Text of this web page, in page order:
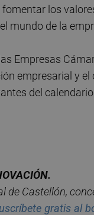
los
mundo de la
Empresas
empresarial y
del
de Castellón,
íbete gratis al